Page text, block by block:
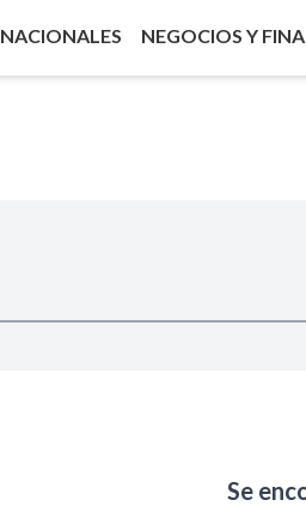
NACIONALES NEGOCIOS Y
Se